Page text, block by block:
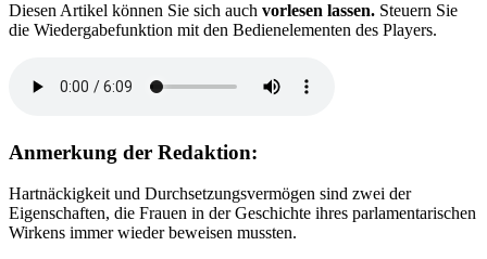
Diesen Artikel können Sie sich auch vorlesen lassen. Steuern Sie
die Wiedergabefunktion mit den Bedienelementen des Players.
Anmerkung der Redaktion:
Hartnäckigkeit und Durchsetzungsvermögen sind zwei der
Eigenschaften, die Frauen in der Geschichte ihres parlamentarischen
Wirkens immer wieder beweisen mussten.